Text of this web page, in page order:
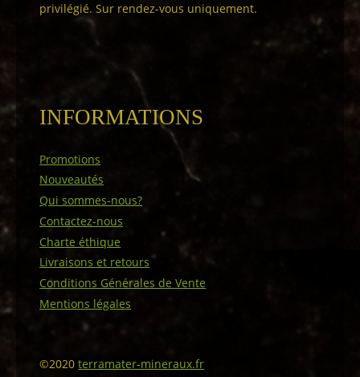
privilégié. Sur rendez-vous uniquement.
INFORMATIONS
Promotions
Nouveautés
Qui sommes-nous?
Contactez-nous
Charte éthique
Livraisons et retours
Conditions Générales de Vente
Mentions légales
©2020terramater-mineraux.fr